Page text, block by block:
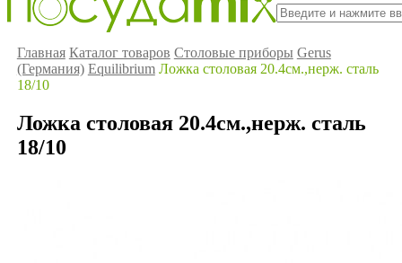
Главная Каталог товаров Столовые приборы Gerus
(Германия) Equilibrium Ложка столовая 20.4см.,нерж. сталь
18/10
Ложка столовая 20.4см.,нерж. сталь
18/10